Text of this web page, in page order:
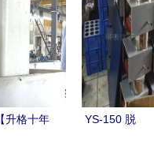
器五金件的
首选解决方
体复合技术
在五金制造
业的创新应
用
【升格十年
YS-150 脱